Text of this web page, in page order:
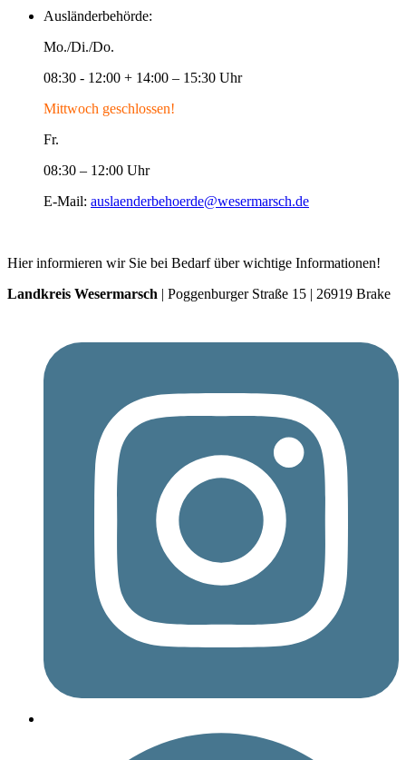
Ausländerbehörde:
Mo./Di./Do.
08:30 - 12:00 + 14:00 – 15:30 Uhr
Mittwoch geschlossen!
Fr.
08:30 – 12:00 Uhr
E-Mail: auslaenderbehoerde@wesermarsch.de
Hier informieren wir Sie bei Bedarf über wichtige Informationen!
Landkreis Wesermarsch | Poggenburger Straße 15 | 26919 Brake